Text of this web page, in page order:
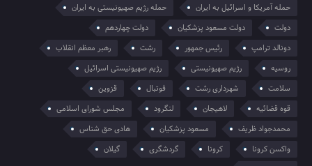
حمله آمریکا و اسرائیل به ایران
حمله رژیم صهیونیستی به ایران
دولت
دولت مسعود پزشکیان
دولت چهاردهم
دونالد ترامپ
رئیس جمهور رشت
رهبر معظم انقلاب
روسیه
رژیم صهیونیستی
رژیم صهیونیستی اسرائیل
سلامت
شهرداری رشت فوتبال
قزوین
قوه قضائیه
لاهیجان لنگرود
مجلس شورای اسلامی
محمدجواد ظریف
مسعود پزشکیان
هادی حق شناس
واکسن کرونا
کرونا گردشگری
گیلان